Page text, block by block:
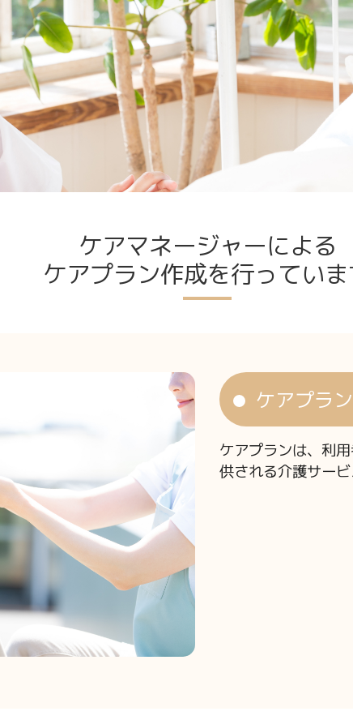
ケアマネージャーによる
ケアプラン作成を行ってい
ケアプラ
ケアプランは、利
供される介護サー